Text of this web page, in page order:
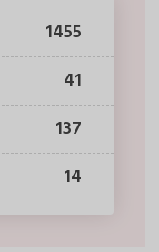
1455
41
137
14